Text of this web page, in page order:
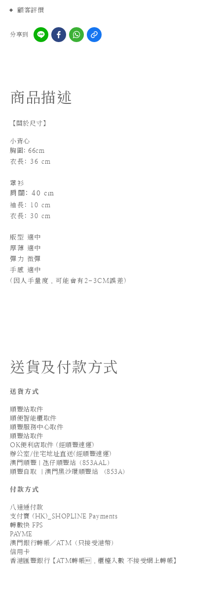
顧客評價
分享到
商品描述
【關於尺寸】
小背心
胸圍: 66cm
衣長: 36 cm
罩衫
肩闊: 40 cm
袖長 : 10 cm
衣長: 30 cm
版型 適中
厚薄 適中
彈力 微彈
手感 適中
( 因人手量度，可能會有2-3CM誤差)
送貨及付款方式
送貨方式
順豐站取件
順便智能櫃取件
順豐服務中心取件
順豐站取件
OK便利店取件 (經順豐速運)
辦公室/住宅地址直送(經順豐速運)
澳門順豐｜氹仔順豐站（853AAL）
順豐自取 ｜澳門黑沙環順豐站 （853A）
付款方式
八達通付款
支付寶 (HK)_SHOPLINE Payments
轉數快 FPS
PAYME
澳門銀行轉帳／ATM（只接受港幣）
信用卡
香港匯豐銀行【ATM轉帳．櫃檯入數 不接受網上轉帳】